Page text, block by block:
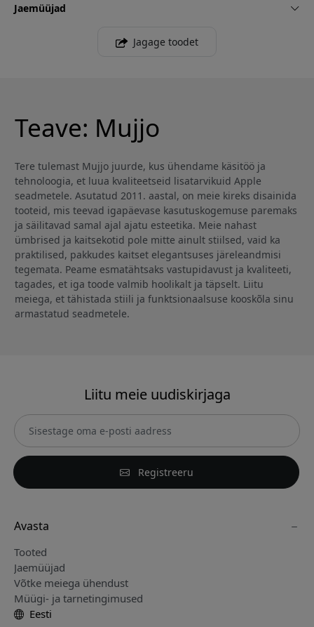
Jaemüüjad
Jagage toodet
Teave: Mujjo
Tere tulemast Mujjo juurde, kus ühendame käsitöö ja
tehnoloogia, et luua kvaliteetseid lisatarvikuid Apple
seadmetele. Asutatud 2011. aastal, on meie kireks disainida
tooteid, mis teevad igapäevase kasutuskogemuse paremaks
ja säilitavad samal ajal ajatu esteetika. Meie nahast
ümbrised ja kaitsekotid pole mitte ainult stiilsed, vaid ka
praktilised, pakkudes kaitset elegantsuses järeleandmisi
tegemata. Peame esmatähtsaks vastupidavust ja kvaliteeti,
tagades, et iga toode valmib hoolikalt ja täpselt. Liitu
meiega, et tähistada stiili ja funktsionaalsuse kooskõla sinu
armastatud seadmetele.
Liitu meie uudiskirjaga
Registreeru
Avasta
Tooted
Jaemüüjad
Võtke meiega ühendust
Müügi- ja tarnetingimused
Eesti